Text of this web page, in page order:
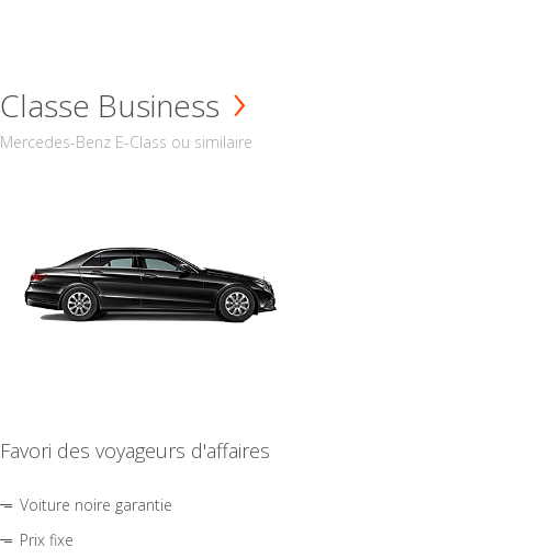
Classe Business
Mercedes-Benz E-Class ou similaire
Favori des voyageurs d'affaires
Voiture noire garantie
Prix fixe